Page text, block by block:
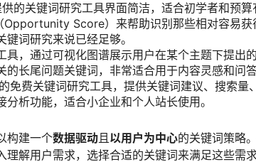
的关键词研究工具界面简洁，适合初学者和预
Opportunity Score）来帮助识别那些相对容易
词研究来说已经足够。
具，通过可视化图谱展示用户在某个主题下提出
长尾问题关键词，非常适合用于内容灵感和问答
免费关键词研究工具，提供关键词建议、搜索量
析功能，适合小企业和个人站长使用。
构建一个数据驱动且 以用户为中心的关键词策略
理解用户需求，选择合适的关键词来满足这些需